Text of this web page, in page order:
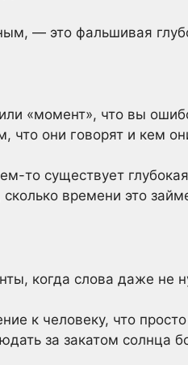
— это фальшивая
«момент», что вы
что они говорят и кем
то существует
времени это
когда слова даже не
к человеку, что
за закатом солнца